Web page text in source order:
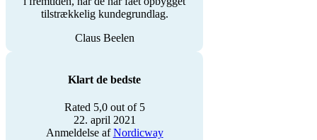
tilstrækkelig kundegrundlag.
Claus Beelen
Klart de bedste
Rated 5,0 out of 5
22. april 2021
Anmeldelse afNordicway